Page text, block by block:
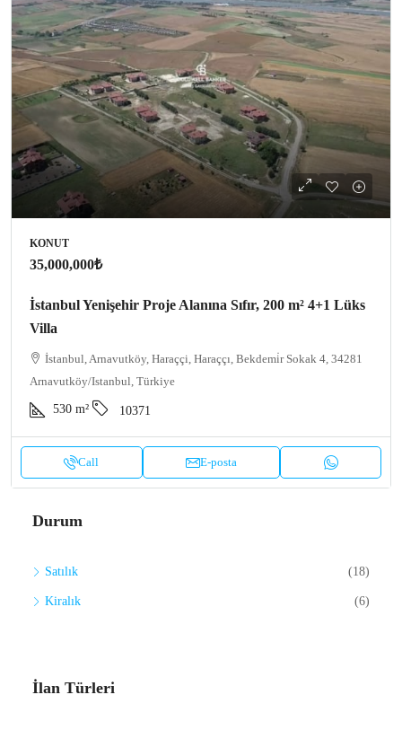
KONUT
35,000,000₺
İstanbul Yenişehir Proje Alanına Sıfır, 200 m² 4+1 Lüks
Villa
İstanbul, Arnavutköy, Haraççi, Haraççı, Bekdemi̇r Sokak 4, 34281
Arnavutköy/Istanbul, Türkiye
530 m² 10371
Call E-posta
Durum
Satılık (18)
Kiralık (6)
İlan Türleri